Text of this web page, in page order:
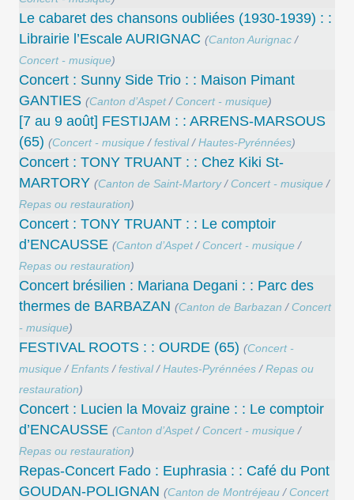
Le cabaret des chansons oubliées (1930-1939) : :
Librairie l’Escale AURIGNAC (Canton Aurignac /
Concert - musique)
Concert : Sunny Side Trio : : Maison Pimant
GANTIES (Canton d’Aspet/ Concert - musique)
[7 au 9 août] FESTIJAM : : ARRENS-MARSOUS
(65) (Concert - musique /festival/Hautes-Pyrénnées)
Concert : TONY TRUANT : : Chez Kiki St-
MARTORY (Canton de Saint-Martory/ Concert - musique /
Repas ou restauration)
Concert : TONY TRUANT : : Le comptoir
d’ENCAUSSE (Canton d’Aspet/ Concert - musique /
Repas ou restauration)
Concert brésilien : Mariana Degani : : Parc des
thermes de BARBAZAN (Canton de Barbazan / Concert
- musique)
FESTIVAL ROOTS : : OURDE (65) (Concert -
musique /Enfants /festival/Hautes-Pyrénnées /Repas ou
restauration)
Concert : Lucien la Movaiz graine : : Le comptoir
d’ENCAUSSE (Canton d’Aspet/ Concert - musique /
Repas ou restauration)
Repas-Concert Fado : Euphrasia : : Café du Pont
GOUDAN-POLIGNAN (Canton de Montréjeau / Concert